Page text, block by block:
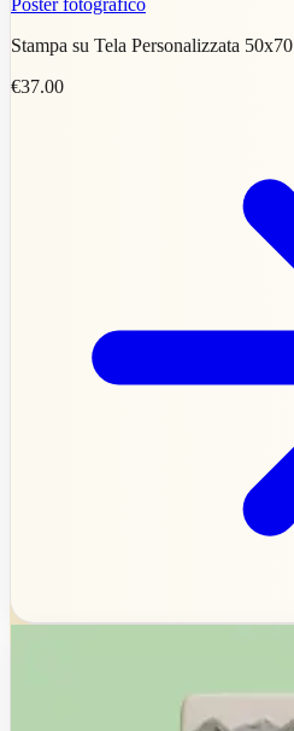
Stampa su Tela Personalizzata 50x70
€37.00